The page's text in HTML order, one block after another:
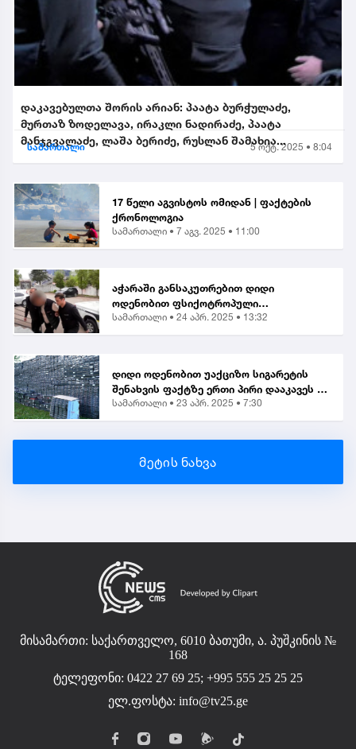
დაკავებულთა შორის არიან: პაატა ბურჭულაძე,
მურთაზ ზოდელავა, ირაკლი ნადირაძე, პაატა
მანჯგვალაძე, ლაშა ბერიძე, რუსლან შამახია...
სამართალი 5 ოქტ. 2025 • 8:04
17 წელი აგვისტოს ომიდან | ფაქტების
ქრონოლოგია
სამართალი • 7 აგვ. 2025 • 11:00
აჭარაში განსაკუთრებით დიდი
ოდენობით ფსიქოტროპული
ნივთიერების შეძენა-შენახვისა და
სამართალი • 24 აპრ. 2025 • 13:32
დიდი ოდენობით უაქციზო სიგარეტის
შენახვის ფაქტზე ერთი პირი დააკავეს |
საგამოძიებო
სამართალი • 23 აპრ. 2025 • 7:30
მეტის ნახვა
მისამართი: საქართველო, 6010 ბათუმი, ა. პუშკინის №
168
ტელეფონი: 0422 27 69 25; +995 555 25 25 25
ელ.ფოსტა: info@tv25.ge